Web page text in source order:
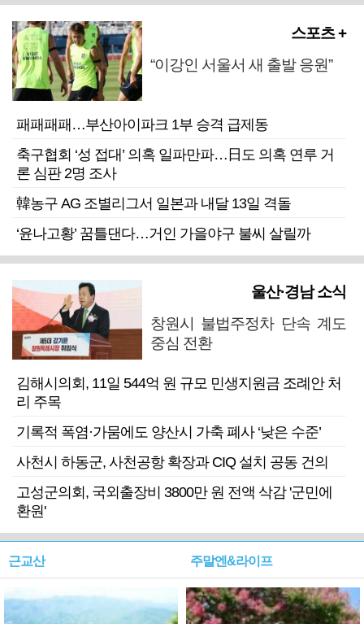
스포츠 +
“이강인 서울서 새 출발 응원”
패패패패…부산아이파크 1부 승격 급제동
축구협회 ‘성 접대’ 의혹 일파만파…日도 의혹 연루 거
론 심판 2명 조사
韓농구 AG 조별리그서 일본과 내달 13일 격돌
‘윤나고황’ 꿈틀댄다…거인 가을야구 불씨 살릴까
울산·경남 소식
창원시 불법주정차 단속 계도
중심 전환
김해시의회, 11일 544억 원 규모 민생지원금 조례안 처
리 주목
기록적 폭염·가뭄에도 양산시 가축 폐사 ‘낮은 수준’
사천시 하동군, 사천공항 확장과 CIQ 설치 공동 건의
고성군의회, 국외출장비 3800만 원 전액 삭감 '군민에
환원'
근교산 주말엔&라이프